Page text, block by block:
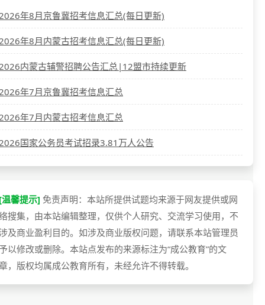
年8月京鲁冀招考信息汇总(每日更新)
年8月内蒙古招考信息汇总(每日更新)
内蒙古辅警招聘公告汇总|12盟市持续更新
年7月京鲁冀招考信息汇总
年7月内蒙古招考信息汇总
国家公务员考试招录3.81万人公告
馨提示] 免责声明：本站所提供试题均来源于网友提供或网
搜集，由本站编辑整理，仅供个人研究、交流学习使用，不
及商业盈利目的。如涉及商业版权问题，请联系本站管理员
以修改或删除。本站点发布的来源标注为“成公教育”的文
，版权均属成公教育所有，未经允许不得转载。